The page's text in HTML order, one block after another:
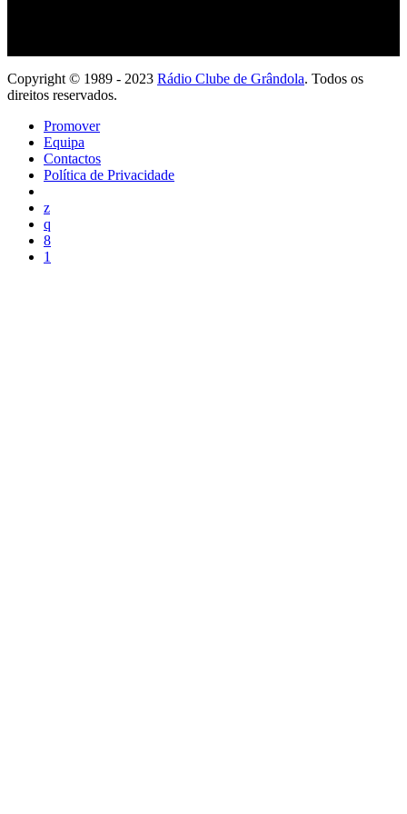
Copyright © 1989 - 2023 Rádio Clube de Grândola. Todos os
direitos reservados.
Promover
Equipa
Contactos
Política de Privacidade